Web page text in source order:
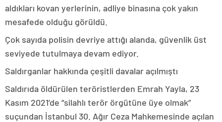
aldıkları kovan yerlerinin, adliye binasına çok yakın
mesafede olduğu görüldü.
Çok sayıda polisin devriye attığı alanda, güvenlik üst
seviyede tutulmaya devam ediyor.
Saldırganlar hakkında çeşitli davalar açılmıştı
Saldırıda öldürülen teröristlerden Emrah Yayla, 23
Kasım 2021’de “silahlı terör örgütüne üye olmak”
suçundan İstanbul 30. Ağır Ceza Mahkemesinde açılan